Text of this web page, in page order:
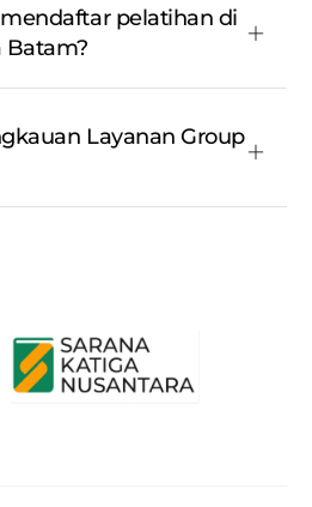
pelatihan di
Batam?
Layanan Group